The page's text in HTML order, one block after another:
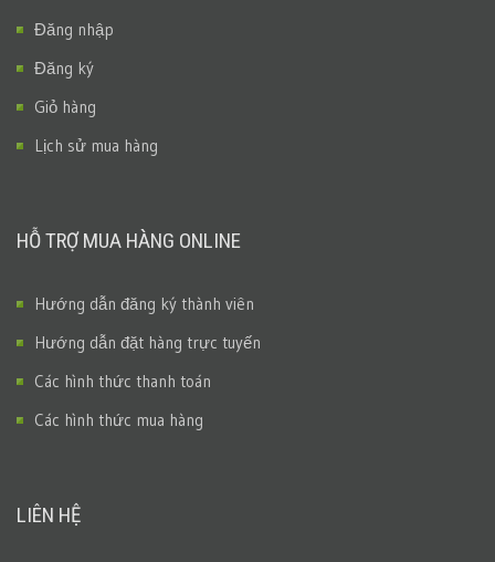
Đăng nhập
Đăng ký
Giỏ hàng
Lịch sử mua hàng
HỖ TRỢ MUA HÀNG ONLINE
Hướng dẫn đăng ký thành viên
Hướng dẫn đặt hàng trực tuyến
Các hình thức thanh toán
Các hình thức mua hàng
LIÊN HỆ